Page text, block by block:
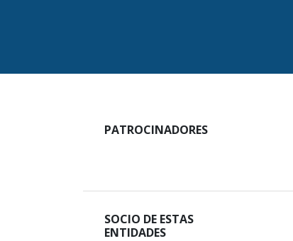
PATROCINADORES
SOCIO DE ESTAS
ENTIDADES